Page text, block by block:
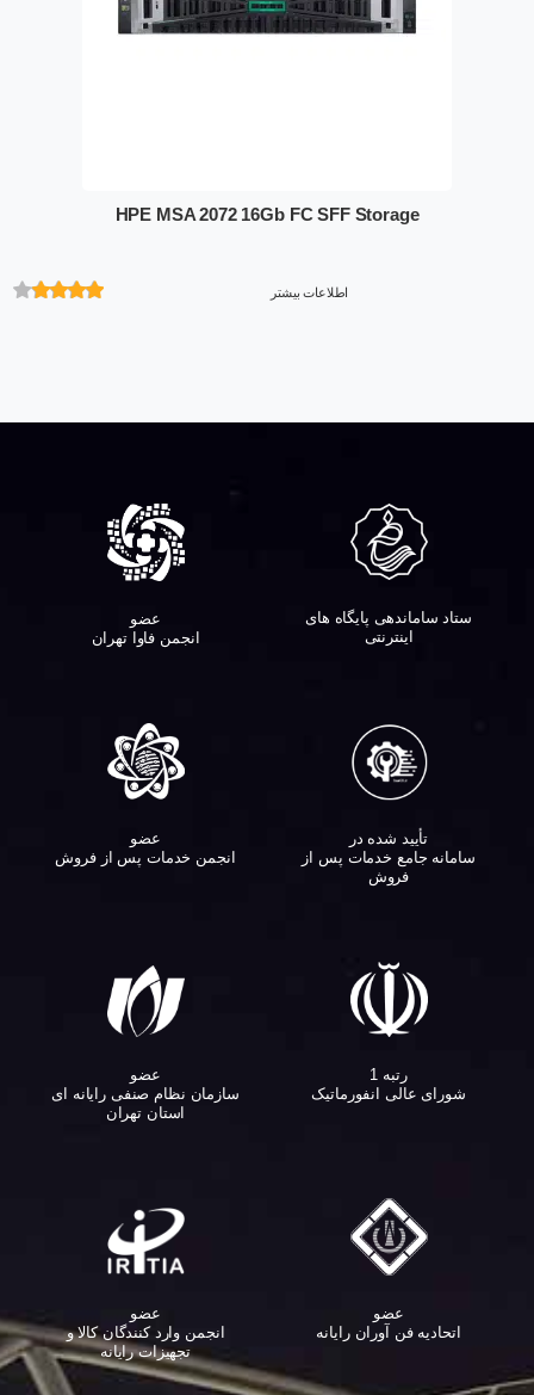
HPE MSA 2072 16Gb FC SFF Storage
اطلاعات بیشتر
ستاد ساماندهی پایگاه های
اینترنتی
عضو
انجمن فاوا تهران
تأیید شده در
سامانه جامع خدمات پس از
فروش
عضو
انجمن خدمات پس از فروش
رتبه 1
شورای عالی انفورماتیک
عضو
سازمان نظام صنفی رایانه ای
استان تهران
عضو
اتحادیه فن آوران رایانه
عضو
انجمن وارد کنندگان کالا و
تجهیزات رایانه‌